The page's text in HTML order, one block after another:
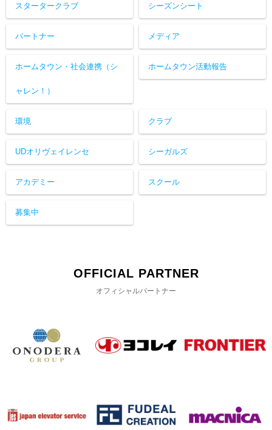
スタータークラブ シーズンシート
パートナー メディア
ホームタウン・社会連携（シ
ャレン！）
ホームタウン活動報告
環境 クラブ
UDオリヴェイレンセ シーガルズ
アカデミー スクール
募集中
OFFICIAL PARTNER
オフィシャルパートナー